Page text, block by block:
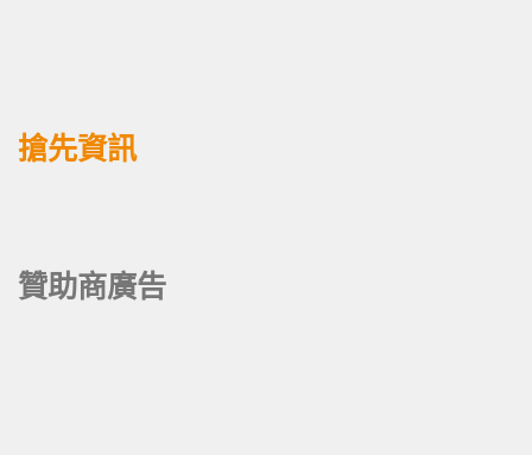
搶先資訊
贊助商廣告